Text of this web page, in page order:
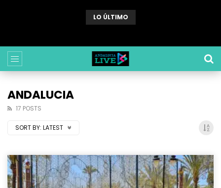
LO ÚLTIMO
ANDALUCIA
17 POSTS
SORT BY: LATEST